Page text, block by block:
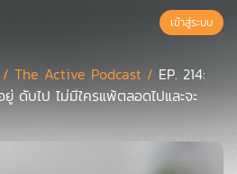
เข้าสู่ระบบ
/The Active Podcast / EP. 214:
ดับไป ไม่มีใครแพ้ตลอดไปและจะ